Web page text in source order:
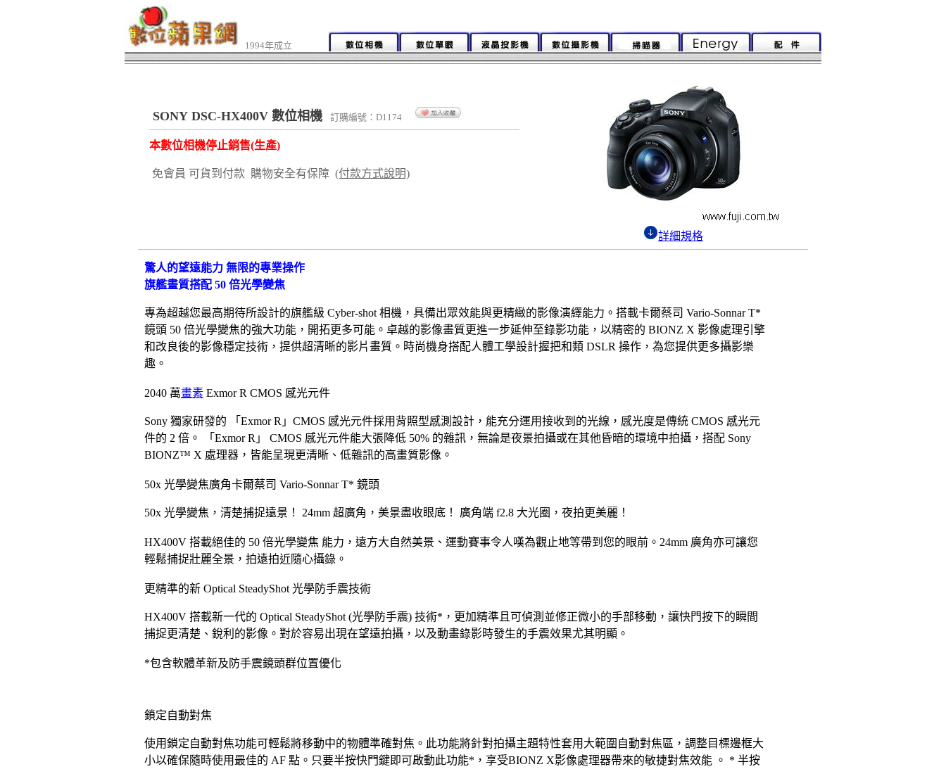
1994年成立
SONY DSC-HX400V 數位相機 訂購編號：D1174
詳細規格
本數位相機停止銷售(生產)
免會員 可貨到付款 購物安全有保障 (付款方式說明)
驚人的望遠能力 無限的專業操作
旗艦畫質搭配 50 倍光學變焦
專為超越您最高期待所設計的旗艦級 Cyber-shot 相機，具備出眾效能與更精緻的影像演繹能力。搭載卡爾蔡司 Vario-Sonnar T*
鏡頭 50 倍光學變焦的強大功能，開拓更多可能。卓越的影像畫質更進一步延伸至錄影功能，以精密的 BIONZ X 影像處理引擎
和改良後的影像穩定技術，提供超清晰的影片畫質。時尚機身搭配人體工學設計握把和類 DSLR 操作，為您提供更多攝影樂
趣。
2040 萬畫素 Exmor R CMOS 感光元件
Sony 獨家研發的 「Exmor R」CMOS 感光元件採用背照型感測設計，能充分運用接收到的光線，感光度是傳統 CMOS 感光元
件的 2 倍。 「Exmor R」 CMOS 感光元件能大張降低 50% 的雜訊，無論是夜景拍攝或在其他昏暗的環境中拍攝，搭配 Sony
BIONZ™ X 處理器，皆能呈現更清晰、低雜訊的高畫質影像。
50x 光學變焦廣角卡爾蔡司 Vario-Sonnar T* 鏡頭
50x 光學變焦，清楚捕捉遠景！ 24mm 超廣角，美景盡收眼底！ 廣角端 f2.8 大光圈，夜拍更美麗！
HX400V 搭載絕佳的 50 倍光學變焦 能力，遠方大自然美景、運動賽事令人嘆為觀止地等帶到您的眼前。24mm 廣角亦可讓您
輕鬆捕捉壯麗全景，拍遠拍近隨心攝錄。
更精準的新 Optical SteadyShot 光學防手震技術
HX400V 搭載新一代的 Optical SteadyShot (光學防手震) 技術*，更加精準且可偵測並修正微小的手部移動，讓快門按下的瞬間
捕捉更清楚、銳利的影像。對於容易出現在望遠拍攝，以及動畫錄影時發生的手震效果尤其明顯。
*包含軟體革新及防手震鏡頭群位置優化
鎖定自動對焦
使用鎖定自動對焦功能可輕鬆將移動中的物體準確對焦。此功能將針對拍攝主題特性套用大範圍自動對焦區，調整目標邊框大
小以確保隨時使用最佳的 AF 點。只要半按快門鍵即可啟動此功能*，享受BIONZ X影像處理器帶來的敏捷對焦效能 。 * 半按